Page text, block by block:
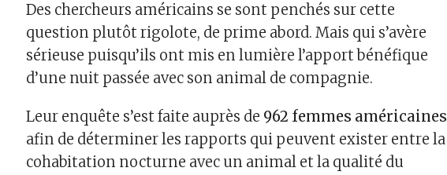
Des chercheurs américains se sont penchés sur cette
question plutôt rigolote, de prime abord. Mais qui s’avère
sérieuse puisqu’ils ont mis en lumière l’apport bénéfique
d’une nuit passée avec son animal de compagnie.
Leur enquête s’est faite auprès de 962 femmes américaines
afin de déterminer les rapports qui peuvent exister entre la
cohabitation nocturne avec un animal et la qualité du